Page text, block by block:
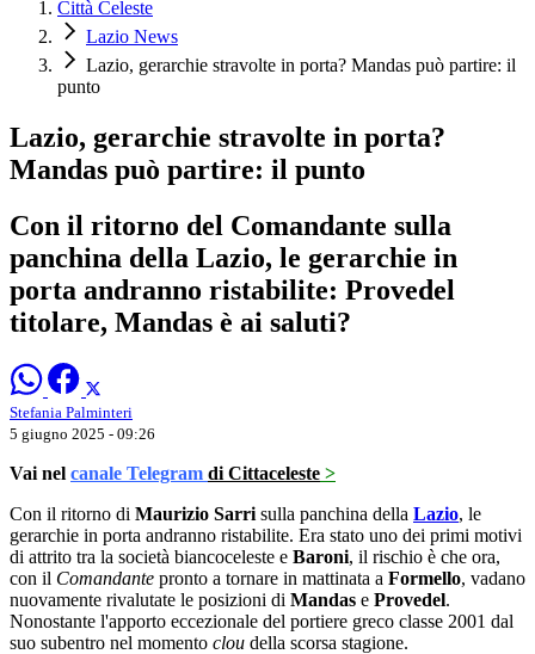
Città Celeste
Lazio News
Lazio, gerarchie stravolte in porta? Mandas può partire: il
punto
Lazio, gerarchie stravolte in porta?
Mandas può partire: il punto
Con il ritorno del Comandante sulla
panchina della Lazio, le gerarchie in
porta andranno ristabilite: Provedel
titolare, Mandas è ai saluti?
Stefania Palminteri
5 giugno 2025 - 09:26
Vai nel canale Telegram di Cittaceleste >
Con il ritorno di Maurizio Sarri sulla panchina della Lazio, le
gerarchie in porta andranno ristabilite. Era stato uno dei primi motivi
di attrito tra la società biancoceleste e Baroni, il rischio è che ora,
con il Comandante pronto a tornare in mattinata a Formello, vadano
nuovamente rivalutate le posizioni di Mandas e Provedel.
Nonostante l'apporto eccezionale del portiere greco classe 2001 dal
suo subentro nel momento clou della scorsa stagione.